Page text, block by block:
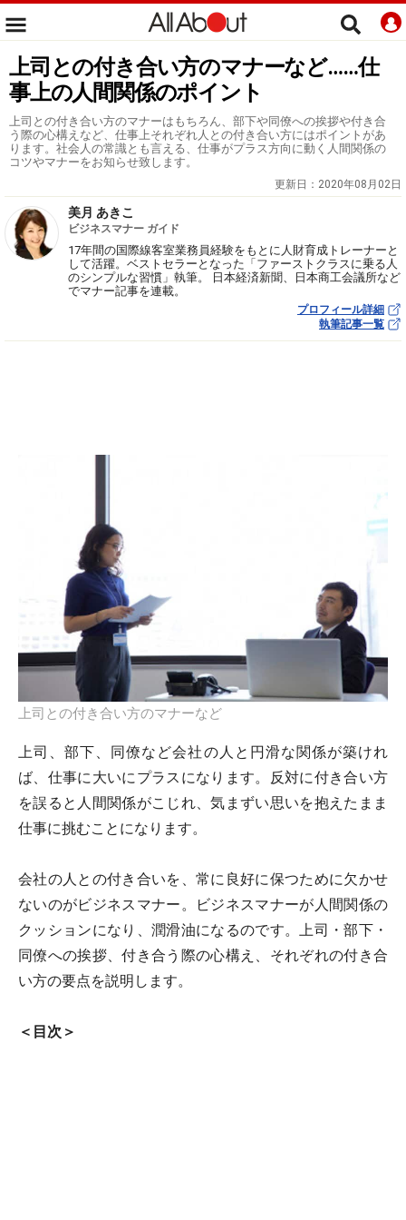
上司との付き合い方のマナーなど……仕
事上の人間関係のポイント
上司との付き合い方のマナーはもちろん、部下や同僚への挨拶や付き合
う際の心構えなど、仕事上それぞれ人との付き合い方にはポイントがあ
ります。社会人の常識とも言える、仕事がプラス方向に動く人間関係の
コツやマナーをお知らせ致します。
更新日： 2020年08月02日
美月 あきこ
ビジネスマナー ガイド
17年間の国際線客室業務員経験をもとに人財育成トレーナーと
して活躍。ベストセラーとなった「ファーストクラスに乗る人
のシンプルな習慣」執筆。 日本経済新聞、日本商工会議所など
でマナー記事を連載。
プロフィール詳細
執筆記事一覧
上司との付き合い方のマナーなど
上司、部下、同僚など会社の人と円滑な関係が築けれ
ば、仕事に大いにプラスになります。反対に付き合い方
を誤ると人間関係がこじれ、気まずい思いを抱えたまま
仕事に挑むことになります。
会社の人との付き合いを、常に良好に保つために欠かせ
ないのがビジネスマナー。ビジネスマナーが人間関係の
クッションになり、潤滑油になるのです。上司・部下・
同僚への挨拶、付き合う際の心構え、それぞれの付き合
い方の要点を説明します。
＜目次＞